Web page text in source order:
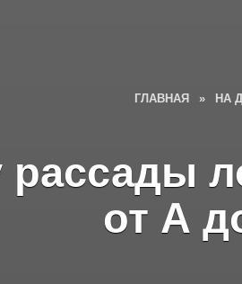
ГЛАВНАЯ » НА
от А